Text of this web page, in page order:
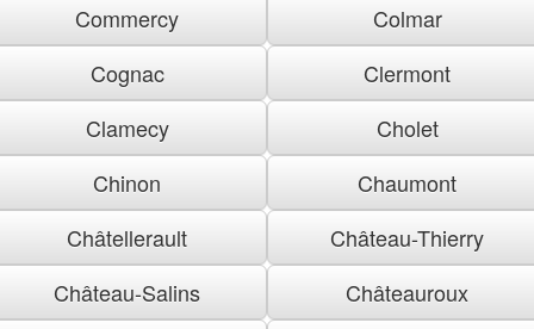
Commercy
Colmar
Cognac
Clermont
Clamecy
Cholet
Chinon
Chaumont
Châtellerault
Château-Thierry
Château-Salins
Châteauroux